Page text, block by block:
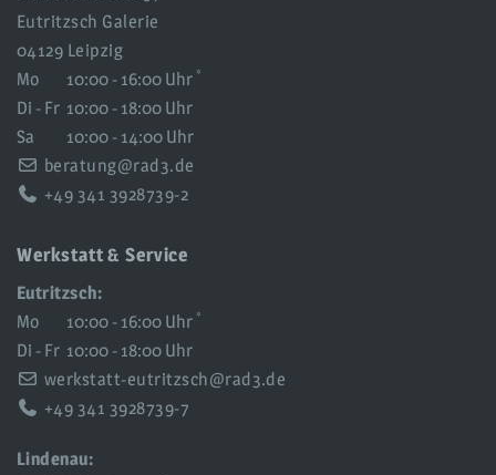
Eutritzsch Galerie
04129 Leipzig
Mo
10:00 - 16:00 Uhr *
Di - Fr 10:00 - 18:00 Uhr
Sa
10:00 - 14:00 Uhr
beratung@rad3.de
+49 341 3928739-2
Werkstatt & Service
Eutritzsch:
Mo
10:00 - 16:00 Uhr *
Di - Fr 10:00 - 18:00 Uhr
werkstatt-eutritzsch@rad3.de
+49 341 3928739-7
Lindenau: